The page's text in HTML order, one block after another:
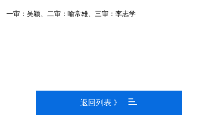
一审：吴颖、二审：喻常雄、三审：李志学
返回列表 》